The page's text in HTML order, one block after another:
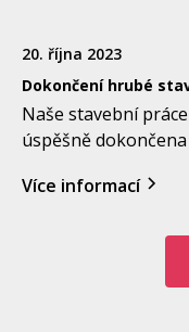
20. října 2023
Dokončení hrubé
Naše stavební
úspěšně
Více informací